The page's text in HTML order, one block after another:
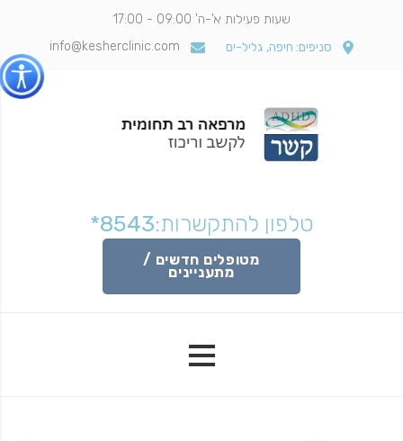
שעות פעילות א'-ה' 09:00 - 17:00
סניפים: חיפה, גליל-ים
info@kesherclinic.com
טלפון להתקשרות:*8543
מטופלים חדשים /
מתעניינים